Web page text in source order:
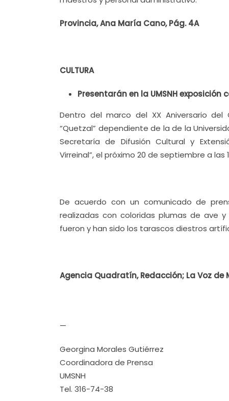
Provincia, Ana María Cano, Pág. 4A
CULTURA
Presentarán en la UMSNH
Dentro del marco del XX Aniversario
“Quetzal” dependiente de la de la
Secretaría de Difusión Cultural y
Virreinal”, el próximo 20 de septiembre a las
De acuerdo con un comunicado de
realizadas con coloridas plumas de ave
fueron y han sido los tarascos diestros
Agencia Quadratín, Redacción; La Voz
—
Georgina Morales Gutiérrez
Coordinadora de Prensa
UMSNH
Tel. 316-74-38